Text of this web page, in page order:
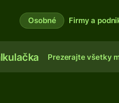
Osobné Firmy a
Prezerajte všetky